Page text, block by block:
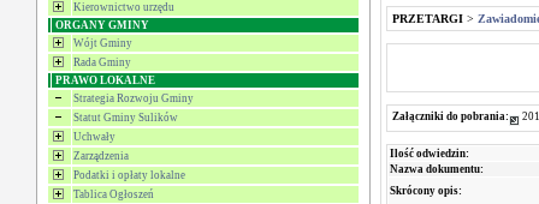
Kierownictwo urzędu
ORGANY GMINY
Wójt Gminy
Rada Gminy
PRAWO LOKALNE
Strategia Rozwoju Gminy
Statut Gminy Sulików
Uchwały
Zarządzenia
Podatki i opłaty lokalne
Tablica Ogłoszeń
PRZETARGI >
Załączniki do pobrania:
Ilość odwiedzin:
Nazwa dokumentu:
Skrócony opis: